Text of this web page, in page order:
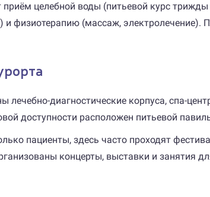
целебной воды (питьевой курс
и физиотерапию (массаж,
лечебно-диагностические корпуса, спа-
доступности расположен питьевой
пациенты, здесь часто проходят
концерты, выставки и занятия